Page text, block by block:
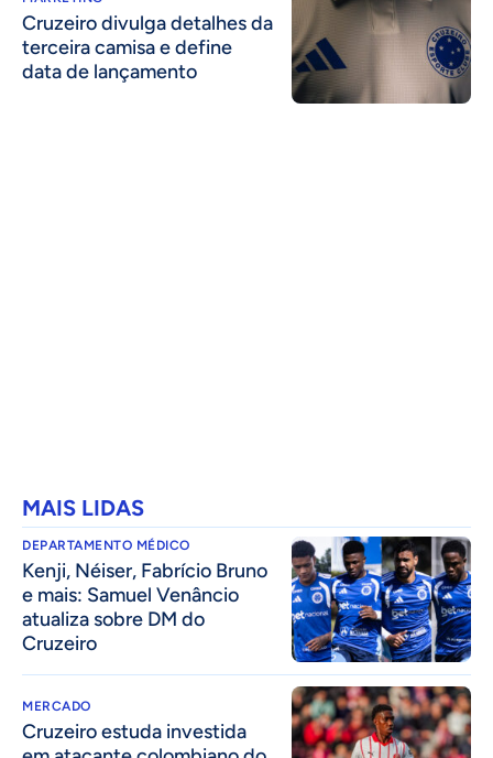
Cruzeiro divulga detalhes da
terceira camisa e define
data de lançamento
MAIS LIDAS
DEPARTAMENTO MÉDICO
Kenji, Néiser, Fabrício Bruno
e mais: Samuel Venâncio
atualiza sobre DM do
Cruzeiro
MERCADO
Cruzeiro estuda investida